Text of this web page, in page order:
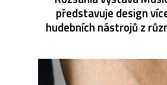
představuje design
hudebních nástrojů z